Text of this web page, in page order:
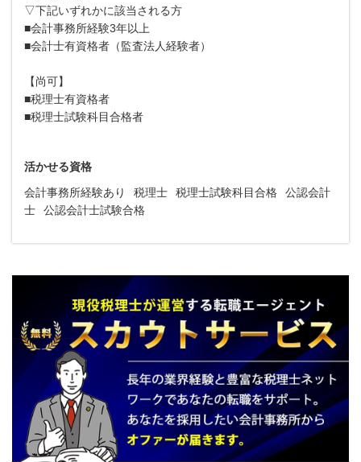
▽下記いずれかに該当される方
■会計事務所経験3年以上
■会計士有資格者（監査法人経験者）
【尚可】
■税理士有資格者
■税理士試験科目合格者
活かせる資格
会計事務所経験あり
税理士 税理士試験科目合格
公認会計
士
公認会計士試験合格